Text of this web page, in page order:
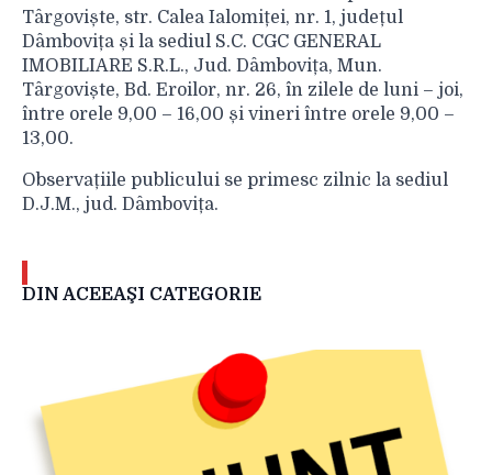
Târgoviște, str. Calea Ialomiței, nr. 1, județul
Dâmbovița și la sediul S.C. CGC GENERAL
IMOBILIARE S.R.L., Jud. Dâmbovița, Mun.
Târgoviște, Bd. Eroilor, nr. 26, în zilele de luni – joi,
între orele 9,00 – 16,00 și vineri între orele 9,00 –
13,00.
Observațiile publicului se primesc zilnic la sediul
D.J.M., jud. Dâmbovița.
DIN ACEEAŞI CATEGORIE